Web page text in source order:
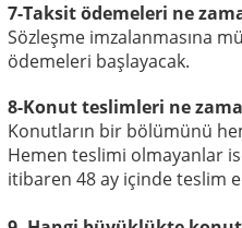
7-Taksit ödemeleri ne
Sözleşme imzalanmasına
ödemeleri başlayacak.
8-Konut teslimleri ne
Konutların bir bölümünü
Hemen teslimi olmayanlar
itibaren 48 ay içinde teslim